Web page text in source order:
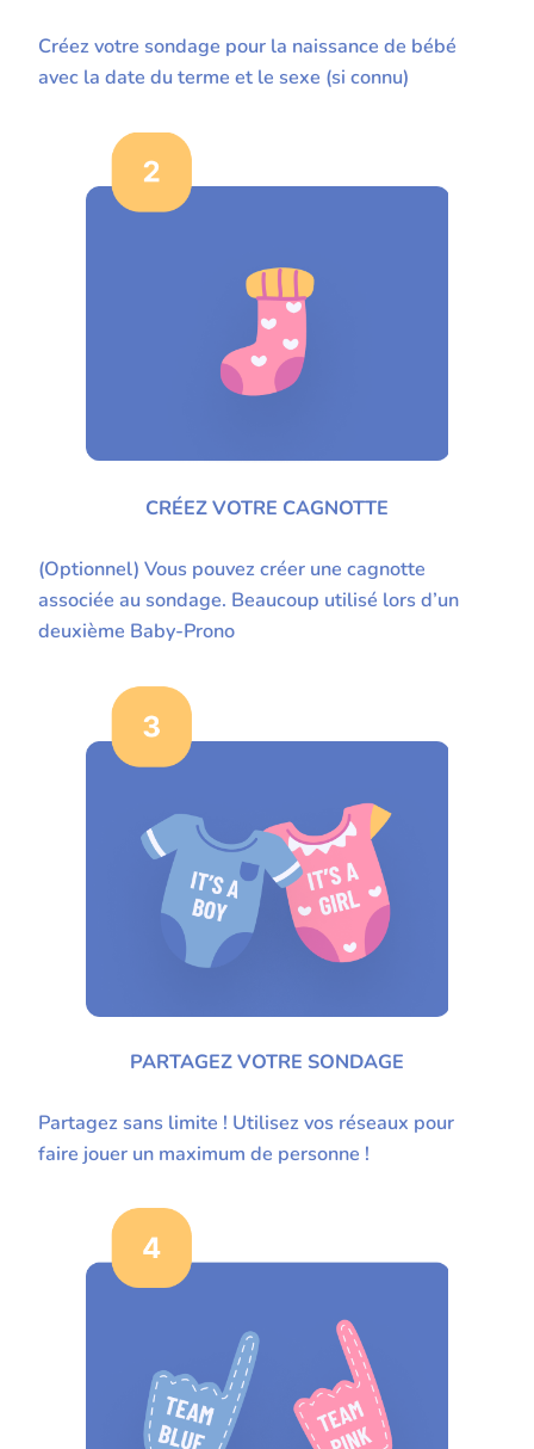
Créez votre sondage pour la naissance de bébé
avec la date du terme et le sexe (si connu)
CRÉEZ VOTRE CAGNOTTE
(Optionnel) Vous pouvez créer une cagnotte
associée au sondage. Beaucoup utilisé lors d’un
deuxième Baby-Prono
PARTAGEZ VOTRE SONDAGE
Partagez sans limite ! Utilisez vos réseaux pour
faire jouer un maximum de personne !